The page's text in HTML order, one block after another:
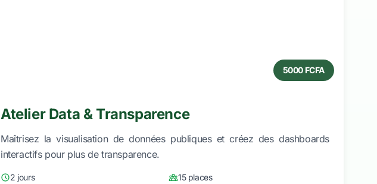
5000 FCFA
Atelier Data & Transparence
Maîtrisez la visualisation de données publiques et créez des dashboards
interactifs pour plus de transparence.
2 jours
15 places